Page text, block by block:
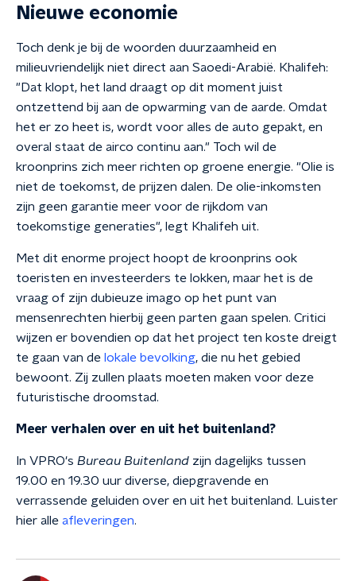
Nieuwe economie
Toch denk je bij de woorden duurzaamheid en
milieuvriendelijk niet direct aan Saoedi-Arabië. Khalifeh:
"Dat klopt, het land draagt op dit moment juist
ontzettend bij aan de opwarming van de aarde. Omdat
het er zo heet is, wordt voor alles de auto gepakt, en
overal staat de airco continu aan." Toch wil de
kroonprins zich meer richten op groene energie. "Olie is
niet de toekomst, de prijzen dalen. De olie-inkomsten
zijn geen garantie meer voor de rijkdom van
toekomstige generaties", legt Khalifeh uit.
Met dit enorme project hoopt de kroonprins ook
toeristen en investeerders te lokken, maar het is de
vraag of zijn dubieuze imago op het punt van
mensenrechten hierbij geen parten gaan spelen. Critici
wijzen er bovendien op dat het project ten koste dreigt
te gaan van de lokale bevolking, die nu het gebied
bewoont. Zij zullen plaats moeten maken voor deze
futuristische droomstad.
Meer verhalen over en uit het buitenland?
In VPRO's Bureau Buitenland zijn dagelijks tussen
19.00 en 19.30 uur diverse, diepgravende en
verrassende geluiden over en uit het buitenland. Luister
hier alle afleveringen.